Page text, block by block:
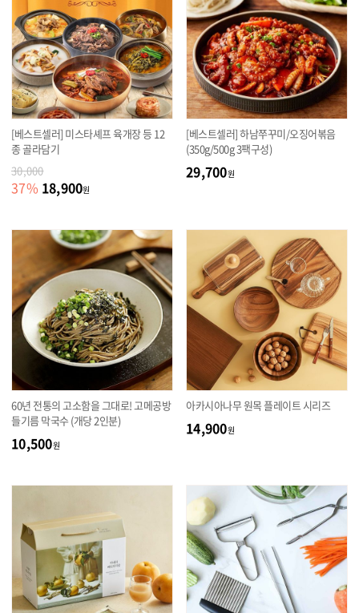
[베스트셀러] 미스타셰프 육개장 등 12
종 골라담기
30,000
37% 18,900원
[베스트셀러] 하남쭈꾸미/오징어볶음
(350g/500g 3팩구성)
29,700원
60년 전통의 고소함을 그대로! 고메공방
들기름 막국수 (개당 2인분)
10,500원
아카시아나무 원목 플레이트 시리즈
14,900원